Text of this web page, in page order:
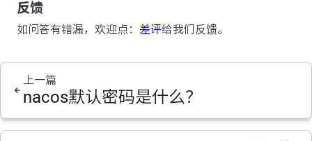
反馈
如问答有错漏，欢迎点： 差评给我们反馈。
上一篇
nacos默认密码是什么？